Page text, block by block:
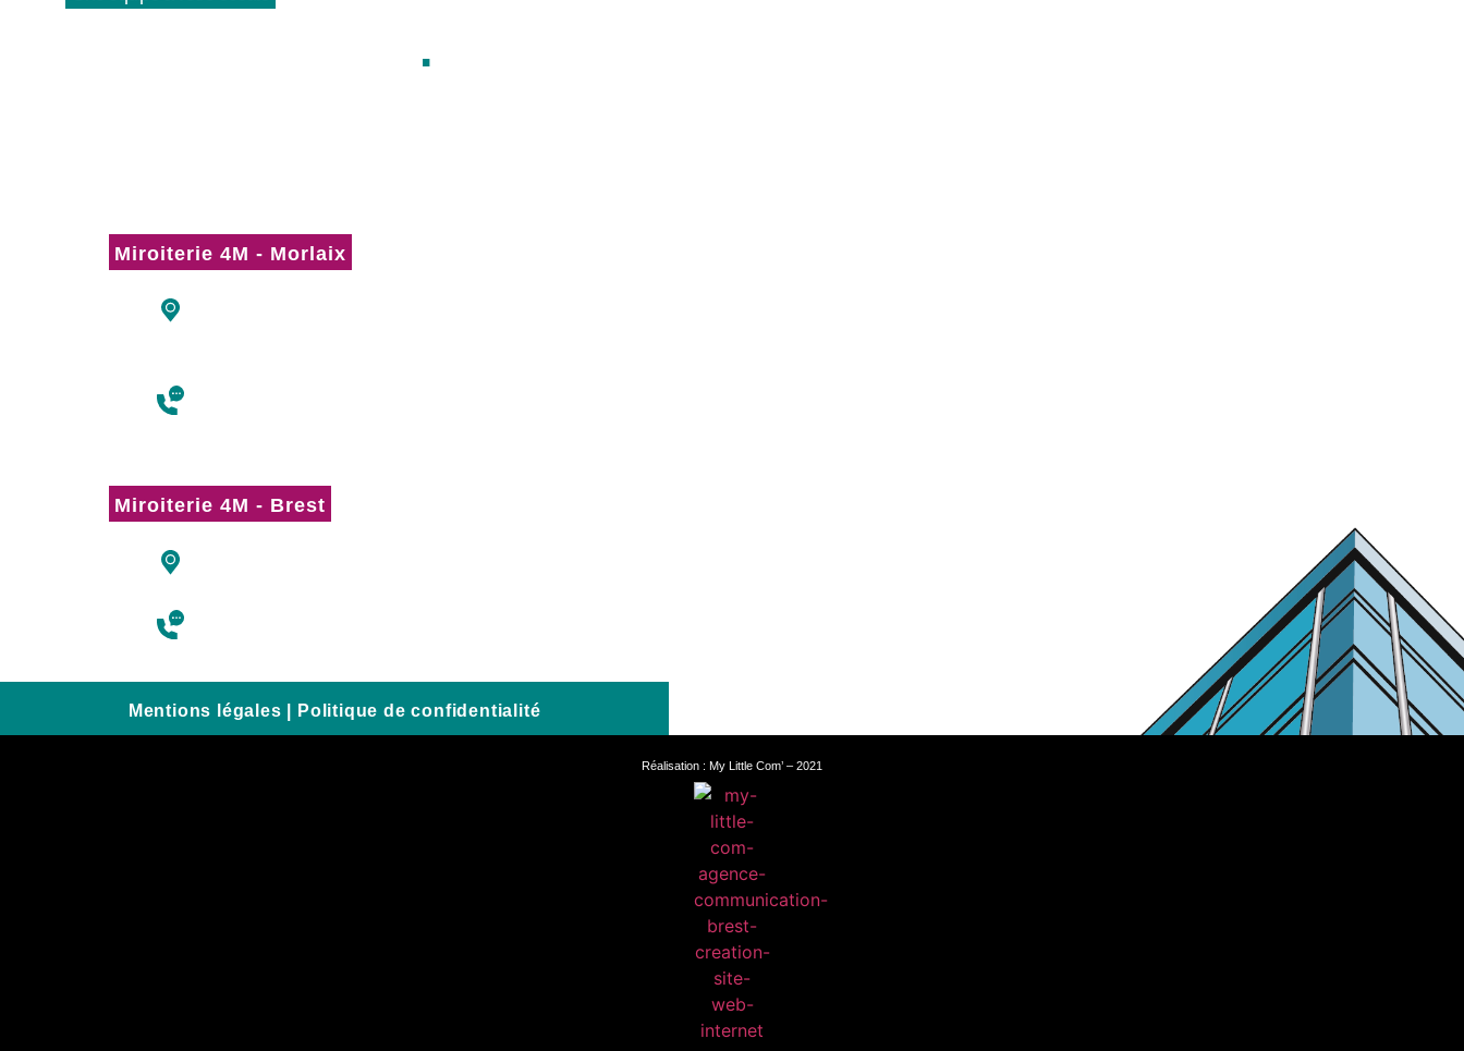
.
Miroiterie 4M - Morlaix
Miroiterie 4M - Brest
Mentions légales Politique de confidentialité
Réalisation : My Little Com’ – 2021